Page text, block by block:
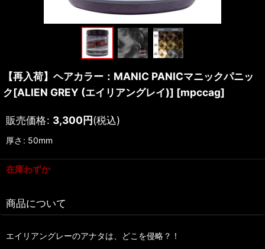
【再入荷】ヘアカラー：MANIC PANICマニックパニッ
ク[ALIEN GREY (エイリアングレイ)] [mpccag]
販売価格: 3,300円(税込)
厚さ : 50mm
在庫わずか
商品について
エイリアングレーのアナタは、どこを侵略？！